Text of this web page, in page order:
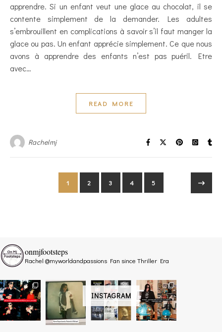
apprendre. Si un enfant veut une glace au chocolat, il se
contente simplement de la demander. Les adultes
s’embrouillent en complications à savoir s’il faut manger la
glace ou pas. Un enfant apprécie simplement. Ce que nous
avons à apprendre des enfants n’est pas puéril. Etre
avec…
READ MORE
Rachelmj
1 2 3 4 5
INSTAGRAM
onmjfootsteps
Rachel @myworldandpassions Fan since Thriller Era